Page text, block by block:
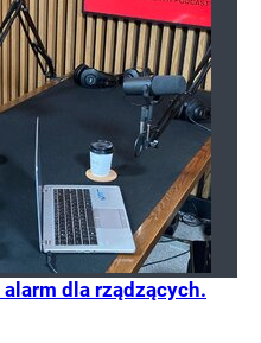
dla rządzących.